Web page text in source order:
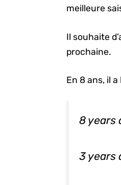
meilleure
Il souhaite
prochaine.
En 8 ans, il
8 years
3 years